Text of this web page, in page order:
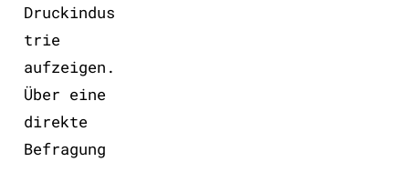
Druckindus
trie
aufzeigen.
Über eine
direkte
Befragung